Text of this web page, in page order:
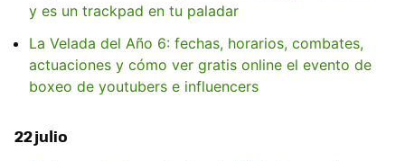
y es un trackpad en tu paladar
La Velada del Año 6: fechas, horarios, combates,
actuaciones y cómo ver gratis online el evento de
boxeo de youtubers e influencers
22 julio